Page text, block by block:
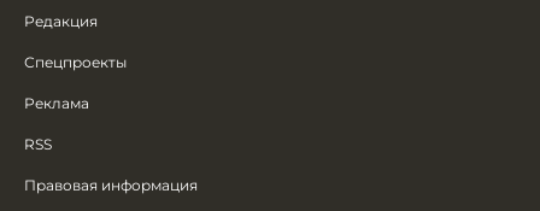
Редакция
Спецпроекты
Реклама
RSS
Правовая информация